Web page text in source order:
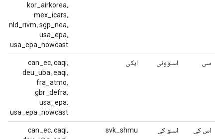
kor_airkorea،
mex_icars،
nld_rivm، sgp_nea،
usa_epa،
usa_epa_nowcast
سی اسلوونی ایکی
can_ec، caqi،
deu_uba، eaqi،
fra_atmo،
gbr_defra،
usa_epa،
usa_epa_nowcast
اس کی اسلواکی svk_shmu
can_ec، caqi،